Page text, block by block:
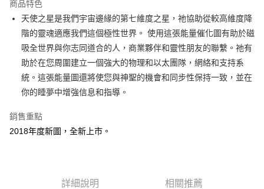
Apple Pay
街口支付
悠遊付
ATM付款
全家取貨付款
每筆NT$80，滿NT$3,000(含以上)免運費
商品特色
天使之星是我們宇宙邊緣的第七維度之星，祂協助從較高維度降
階的靈魂適應我們這個極性世界。 使用這張能量催化圖有助於磁
吸全世界與你志同道合的人，商業夥伴和靈性朋友的聯繫。祂有
助於在您周圍建立一個強大的物理和以太團隊，網絡和支持系
統。這張能量圖還將使您與神聖的機會和同步性保持一致，並在
你的睡夢中增強信息和指導。
銷售重點
2018年度新圖，全新上市。
詳細說明 相關推薦